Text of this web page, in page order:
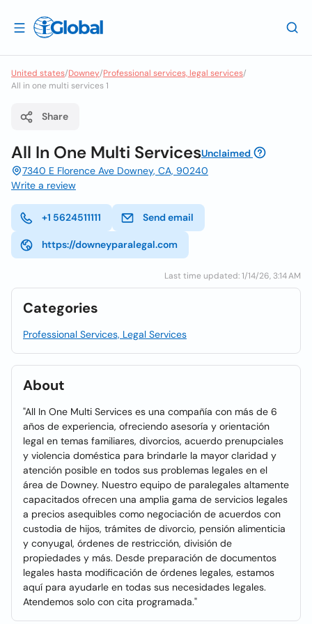
United states/Downey/Professional services, legal services/
All in one multi services 1
Share
All In One Multi ServicesUnclaimed
7340 E Florence Ave Downey, CA, 90240
Write a review
+1 5624511111 Send email
https://downeyparalegal.com
Last time updated: 1/14/26, 3:14 AM
Categories
Professional Services, Legal Services
About
"All In One Multi Services es una compañía con más de 6
años de experiencia, ofreciendo asesoría y orientación
legal en temas familiares, divorcios, acuerdo prenupciales
y violencia doméstica para brindarle la mayor claridad y
atención posible en todos sus problemas legales en el
área de Downey. Nuestro equipo de paralegales altamente
capacitados ofrecen una amplia gama de servicios legales
a precios asequibles como negociación de acuerdos con
custodia de hijos, trámites de divorcio, pensión alimenticia
y conyugal, órdenes de restricción, división de
propiedades y más. Desde preparación de documentos
legales hasta modificación de órdenes legales, estamos
aquí para ayudarle en todas sus necesidades legales.
Atendemos solo con cita programada."